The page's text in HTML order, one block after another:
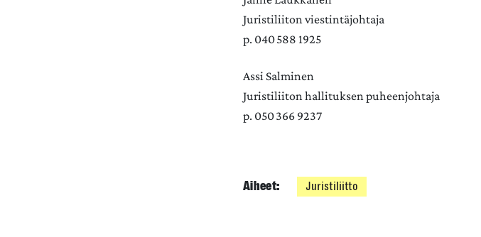
Juristiliiton viestintäjohtaja
p. 040 588 1925
Assi Salminen
Juristiliiton hallituksen puheenjohtaja
p. 050 366 9237
Aiheet: Juristiliitto